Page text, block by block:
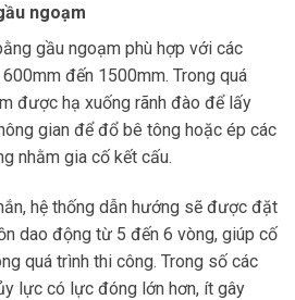
ngoạm
gầu ngoạm phù hợp với các
đến 1500mm. Trong quá
được hạ xuống rãnh đào để lấy
gian để đổ bê tông hoặc ép các
nhằm gia cố kết cấu.
hệ thống dẫn hướng sẽ được đặt
dao động từ 5 đến 6 vòng, giúp cố
quá trình thi công. Trong số các
lực có lực đóng lớn hơn, ít gây